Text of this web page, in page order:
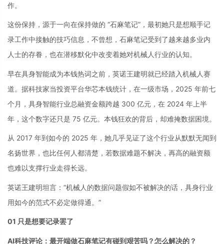
作。
这份保持，源于一向在保持做的 “石麻笔记”，最初她只是想顺手记
录工作中接触的技巧信息，不曾想，石麻笔记受到了越来越多业内
人士的存眷，也在潜移默化中改变着她对机械人行业的认知。
早在具身智能成为本钱热词之前，英诺王建明就已经踏入机械人赛
道。据科技家当投资平台华芯本钱统计，在一级市场，2025 年前七
个月，具身智能行业总融资金额跨越 300 亿元，在 2024 年上半
年，这个数字还只是 75 亿元。本钱狂欢的背后，却难掩数据困境。
从 2017 年到如今的 2025 年，她几乎见证了这个行业从默默无闻到
名扬世界，也比任何人都清楚，若数据难题不解决，再高的融资额
也难以支撑行业走得长远。
英诺王建明坦言：“机械人的数据问题假如不被解决的话，具身行业
用如今的范式不必定做得通。”
01 只是想要记录罢了
AI科技评论：最开端做石麻笔记有碰到艰苦吗？怎么解决的？